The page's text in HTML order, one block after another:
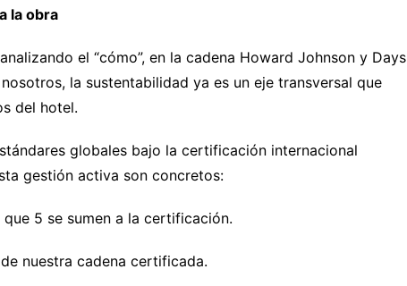
la obra
el “cómo”, en la cadena Howard Johnson y Days
la sustentabilidad ya es un eje transversal que
del hotel.
globales bajo la certificación internacional
gestión activa son concretos:
5 se sumen a la certificación.
nuestra cadena certificada.